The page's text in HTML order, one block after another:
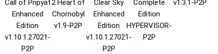
Call of Pripyat
Enhanced
Edition
v1.10.1.27021-
P2P
2 Heart of
Chornobyl
v1.9-P2P
Clear Sky
Enhanced
Edition
v1.10.1.27021-
P2P
Complete
Edition
HYPERVISOR-
P2P
v1.3.1-P2P